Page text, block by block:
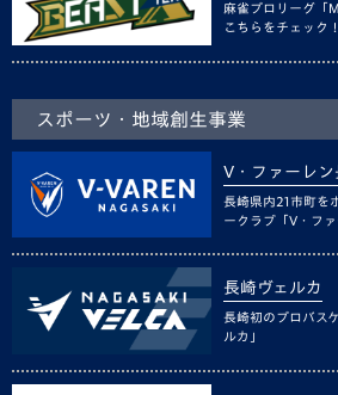
麻雀プロリーグ「
こちらをチェック！
スポーツ・地域創生事業
V・ファーレン
長崎県内21市町を
ークラブ「V・ファ
長崎ヴェルカ
長崎初のプロバス
ルカ」